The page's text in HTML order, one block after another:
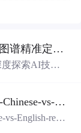
高校技术转移办公室如何利用知识图谱精准定位产业需求与技术适配点？.docx
探索AI技术
与产业创新认知网络分析的网站平替代码ENA-Chinese-vs-English-reproducible.zip
English-repro